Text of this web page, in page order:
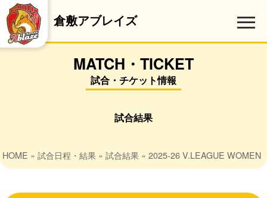
倉敷アブレイズ
MATCH・TICKET
試合・チケット情報
試合結果
HOME »試合日程・結果 »試合結果 » 2025-26 V.LEAGUE WOMEN